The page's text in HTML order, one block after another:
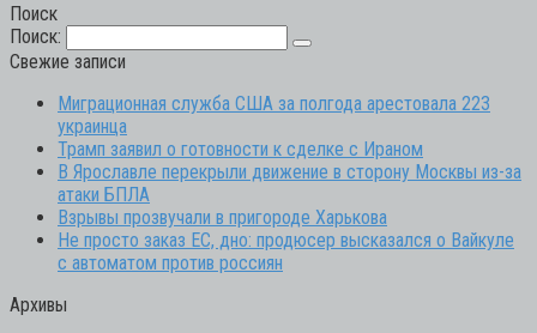
Поиск
Поиск:
Свежие записи
Миграционная служба США за полгода арестовала 223
украинца
Трамп заявил о готовности к сделке с Ираном
В Ярославле перекрыли движение в сторону Москвы из-за
атаки БПЛА
Взрывы прозвучали в пригороде Харькова
Не просто заказ ЕС, дно: продюсер высказался о Вайкуле
с автоматом против россиян
Архивы